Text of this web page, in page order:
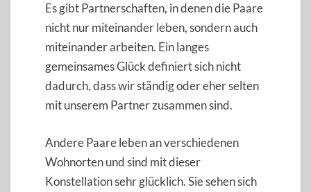
Es gibt Partnerschaften, in denen die Paare
nicht nur miteinander leben, sondern auch
miteinander arbeiten. Ein langes
gemeinsames Glück definiert sich nicht
dadurch, dass wir ständig oder eher selten
mit unserem Partner zusammen sind.
Andere Paare leben an verschiedenen
Wohnorten und sind mit dieser
Konstellation sehr glücklich. Sie sehen sich